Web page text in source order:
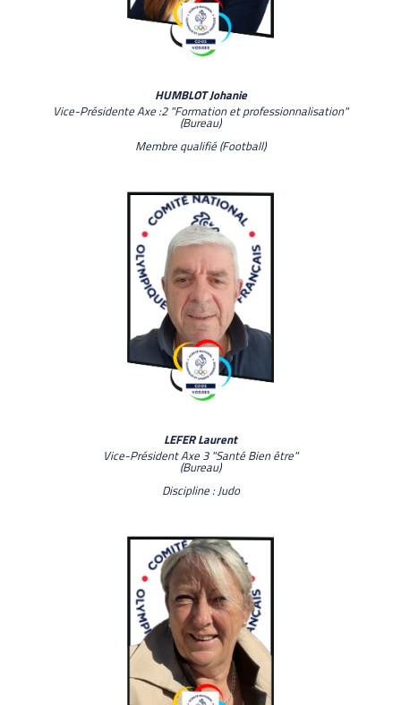
HUMBLOT Johanie
Vice-Présidente Axe :2 "Formation et professionnalisation"
(Bureau)
Membre qualifié (Football)
LEFER Laurent
Vice-Président Axe 3 "Santé Bien être"
(Bureau)
Discipline : Judo